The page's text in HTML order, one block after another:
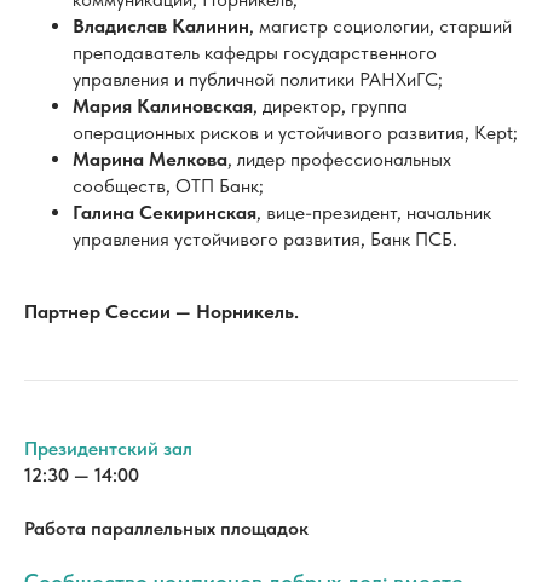
сообществ, ОТП Банк;
Галина Секиринская , вице-президент, начальник
управления устойчивого развития, Банк ПСБ.
Партнер Сессии — Норникель.
12:30 — 14:00
создаем общие ценности.
НСКВ — это уже большой клуб проверенных временем и
делами чемпионов добрых дел, которые формируют